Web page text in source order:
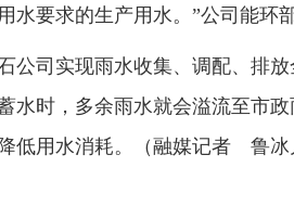
水要求的生产用水。”公司能环
公司实现雨水收集、调配、排
时，多余雨水就会溢流至市
低用水消耗。（融媒记者 鲁冰